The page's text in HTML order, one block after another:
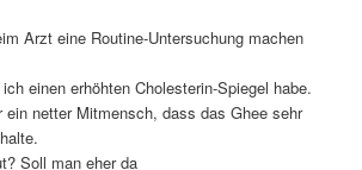
Arzt eine Routine-Untersuchung machen
einen erhöhten Cholesterin-Spiegel habe.
ein netter Mitmensch, dass das Ghee sehr
Soll man eher da